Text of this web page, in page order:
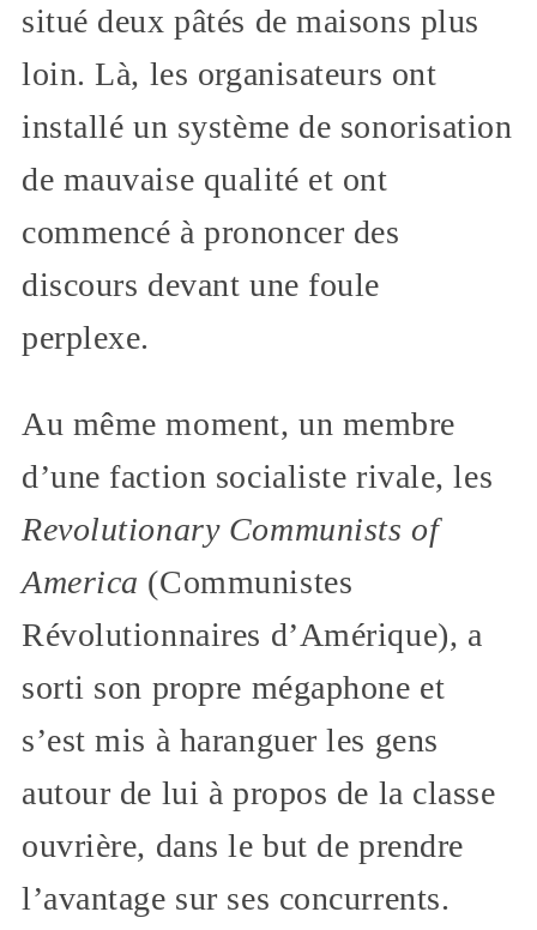
situé deux pâtés de maisons plus
loin. Là, les organisateurs ont
installé un système de sonorisation
de mauvaise qualité et ont
commencé à prononcer des
discours devant une foule
perplexe.
Au même moment, un membre
d’une faction socialiste rivale, les
Revolutionary Communists of
America (Communistes
Révolutionnaires d’Amérique), a
sorti son propre mégaphone et
s’est mis à haranguer les gens
autour de lui à propos de la classe
ouvrière, dans le but de prendre
l’avantage sur ses concurrents.